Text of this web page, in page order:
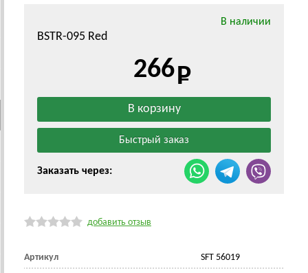
В наличии
BSTR-095 Red
266
Заказать через:
добавить отзыв
Артикул SFT 56019